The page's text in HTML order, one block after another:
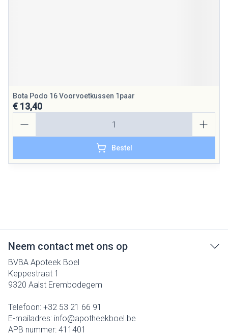
Bota Podo 16 Voorvoetkussen 1paar
€ 13,40
Bestel
Neem contact met ons op
BVBA Apoteek Boel
Keppestraat 1
9320 Aalst Erembodegem
Telefoon: +32 53 21 66 91
E-mailadres: info@apotheekboel.be
APB nummer: 411401